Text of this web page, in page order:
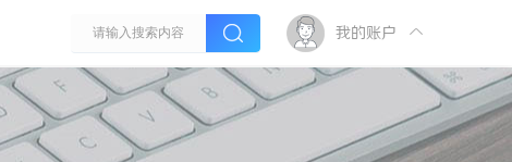
我的账户